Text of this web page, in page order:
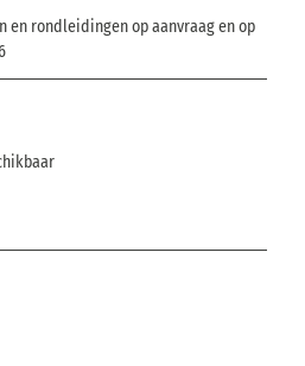
en rondleidingen op aanvraag en op